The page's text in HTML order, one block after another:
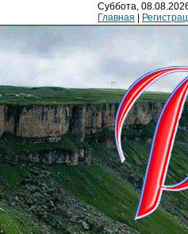
Суббота,
Главная